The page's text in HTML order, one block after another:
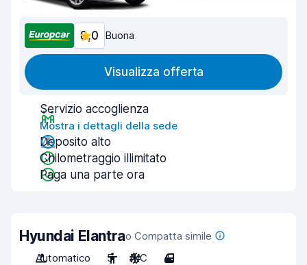
8,0 Buona
Visualizza offerta
Servizio accoglienza
Mostra i dettagli della sede
Deposito alto
Chilometraggio illimitato
Paga una parte ora
Hyundai Elantrao Compatta simile
Automatico
5 A/C 4